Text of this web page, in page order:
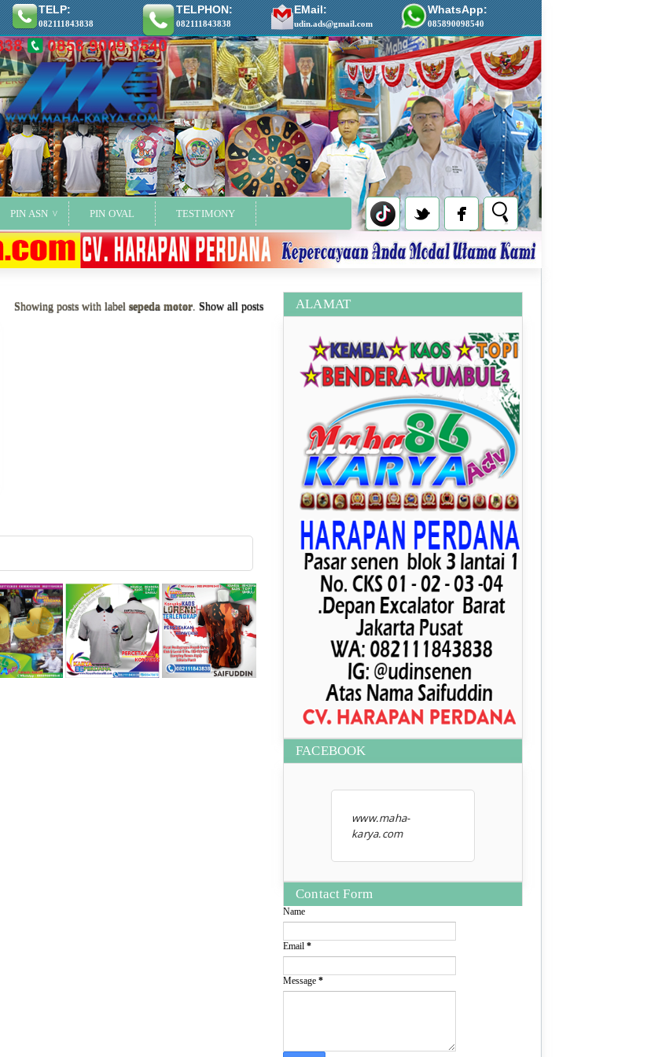
PIN ASN PIN OVAL TESTIMONY
TELP:
082111843838
TELPHON:
082111843838
EMail:
udin.ads@gmail.com
WhatsApp:
085890098540
Showing posts with label sepeda motor. Show all posts ALAMAT
FACEBOOK
www.maha-
karya.com
Contact Form
Name
Email *
Message *